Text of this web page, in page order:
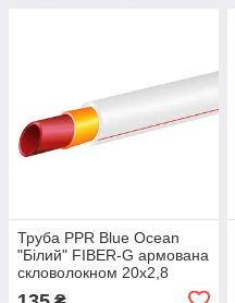
Труба PPR Blue Ocean
"Білий" FIBER-G армована
скловолокном 20х2,8